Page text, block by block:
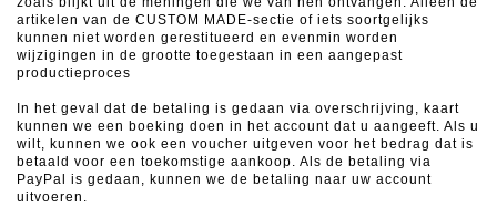
artikelen van de CUSTOM MADE-sectie of iets soortgelijks
kunnen niet worden gerestitueerd en evenmin worden
wijzigingen in de grootte toegestaan ​​in een aangepast
productieproces
In het geval dat de betaling is gedaan via overschrijving, kaart
kunnen we een boeking doen in het account dat u aangeeft. Als u
wilt, kunnen we ook een voucher uitgeven voor het bedrag dat is
betaald voor een toekomstige aankoop. Als de betaling via
PayPal is gedaan, kunnen we de betaling naar uw account
uitvoeren.